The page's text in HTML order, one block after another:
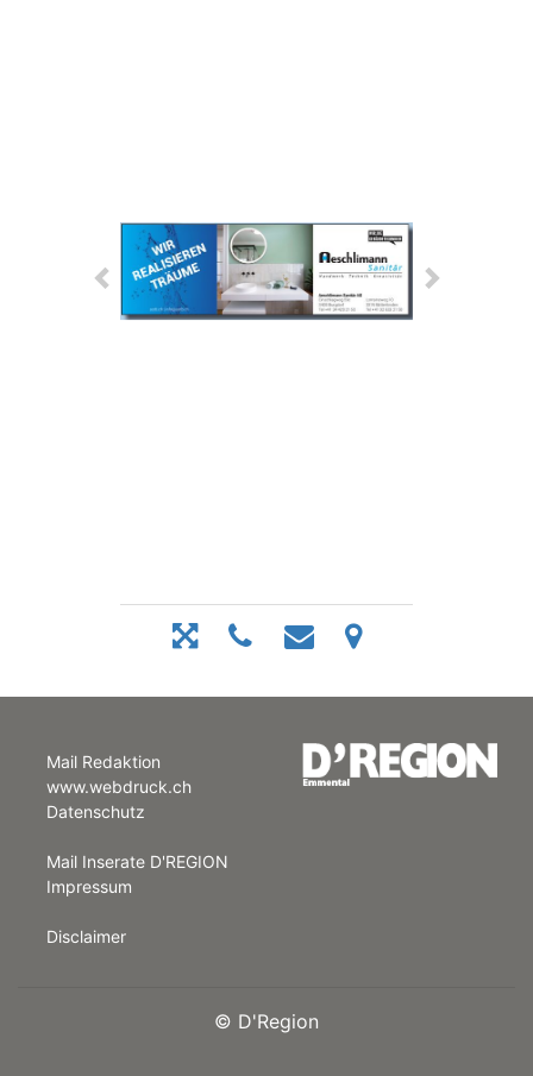
Mail Redaktion
www.webdruck.ch
Datenschutz
Mail Inserate D'REGION
Impressum
Disclaimer
© D'Region